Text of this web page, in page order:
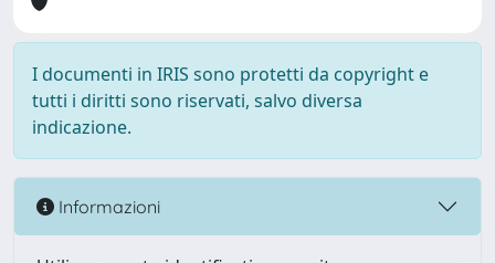
I documenti in IRIS sono protetti da copyright e
tutti i diritti sono riservati, salvo diversa
indicazione.
Informazioni